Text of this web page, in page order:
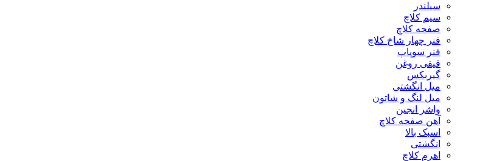
سیلندر
سیم کلاچ
صفحه کلاچ
فنر چهار شاخ کلاچ
فنر سوپاپ
قیفی روغن
گیربکس
میل انگشتی
میل لنگ و شاتون
واشر انجین
آهن صفحه کلاچ
اسبک بالا
انگشتی
اهرم کلاچ